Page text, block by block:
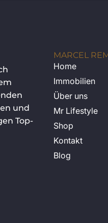
und
Top-
MARCEL
Home
Immobilien
Über uns
Mr Lifestyle
Shop
Kontakt
Blog